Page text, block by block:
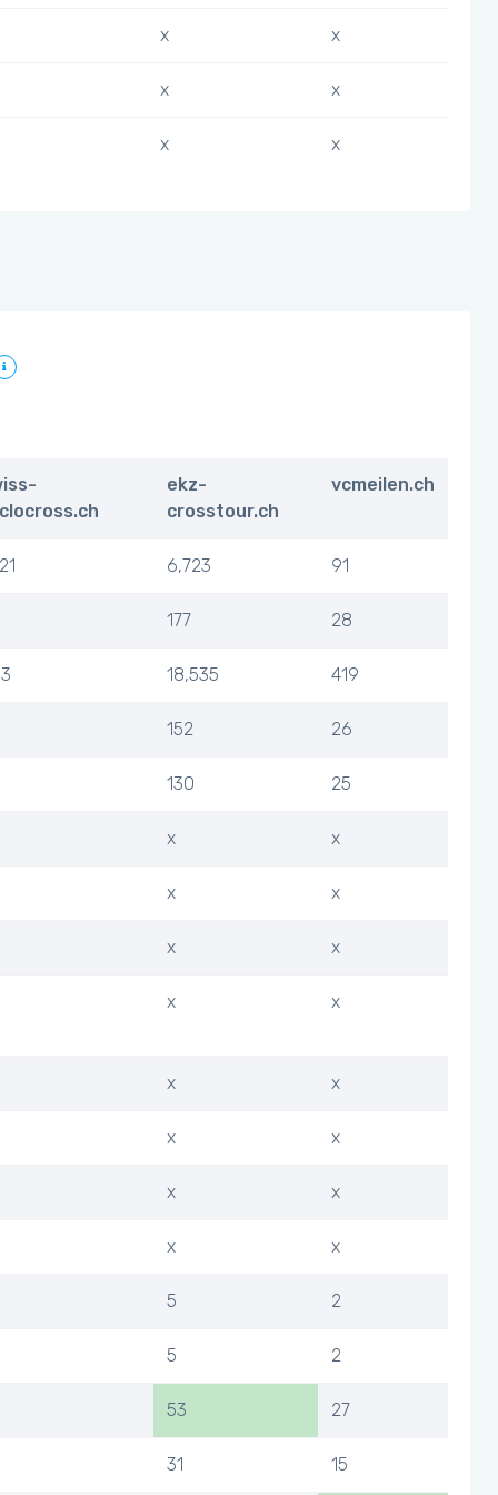
x x
x x
x x
ekz-
crosstour.ch
vcmeilen.ch
6,723 91
177 28
18,535 419
152 26
130 25
x x
x x
x x
x x
x x
x x
x x
x x
5 2
5 2
53 27
31 15